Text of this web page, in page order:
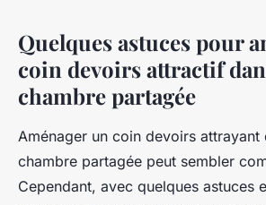
Quelques astuces pour
coin devoirs attractif
chambre partagée
Aménager un coin devoirs attrayant
chambre partagée peut sembler
Cependant, avec quelques astuces